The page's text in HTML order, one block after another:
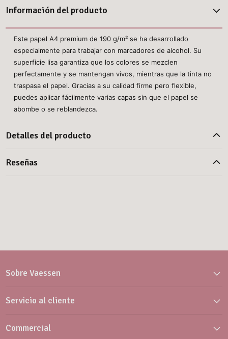
Información del producto
Este papel A4 premium de 190 g/m² se ha desarrollado
especialmente para trabajar con marcadores de alcohol. Su
superficie lisa garantiza que los colores se mezclen
perfectamente y se mantengan vivos, mientras que la tinta no
traspasa el papel. Gracias a su calidad firme pero flexible,
puedes aplicar fácilmente varias capas sin que el papel se
abombe o se reblandezca.
Detalles del producto
Reseñas
Sobre Vaessen
Servicio al cliente
Commercial